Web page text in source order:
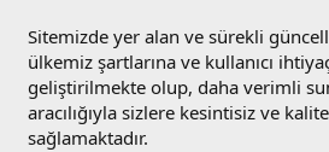
Sitemizde yer alan ve sürekli
ülkemiz şartlarına ve kullanıcı
geliştirilmekte olup, daha verimli
aracılığıyla sizlere kesintisiz ve
sağlamaktadır.